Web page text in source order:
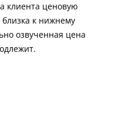
клиента ценовую
близка к нижнему
озвученная цена